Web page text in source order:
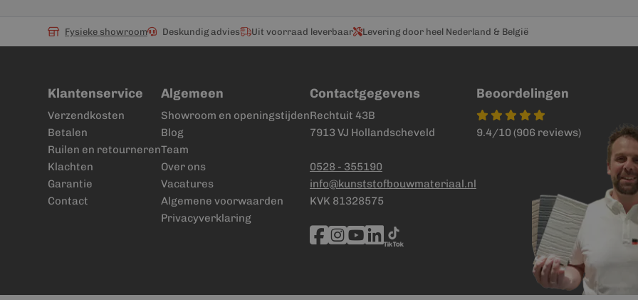
Fysieke showroom Deskundig advies Uit voorraad leverbaar Levering door heel Nederland & België
Klantenservice
Verzendkosten
Betalen
Ruilen en retourneren
Klachten
Garantie
Contact
Algemeen
Showroom en openingstijden
Blog
Team
Over ons
Vacatures
Algemene voorwaarden
Privacyverklaring
Contactgegevens
Rechtuit 43B
7913 VJ Hollandscheveld
0528 - 355190
info@kunststofbouwmateriaal.nl
KVK 81328575
Beoordelingen
9.4/10 (906 reviews)